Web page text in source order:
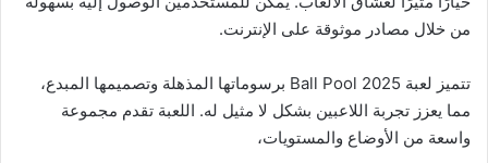
من خلال مصادر موثوقة على الإنترنت.
تتميز لعبة Ball Pool 2025 برسوماتها المذهلة وتصميمها المبدع،
مما يعزز تجربة اللاعبين بشكل لا مثيل له. اللعبة تقدم مجموعة
واسعة من الأوضاع والمستويات،